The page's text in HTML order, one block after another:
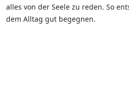
alles von der Seele zu reden. So
dem Alltag gut begegnen.